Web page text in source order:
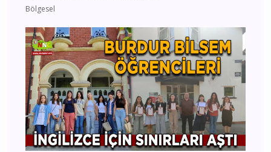
Bölgesel